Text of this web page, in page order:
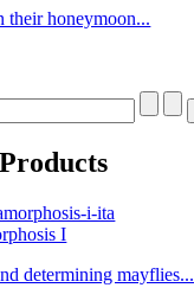
their honeymoon...
I
determining mayflies...